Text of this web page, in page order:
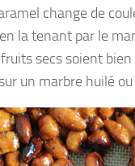
change de
la tenant par le
secs soient
un marbre huilé